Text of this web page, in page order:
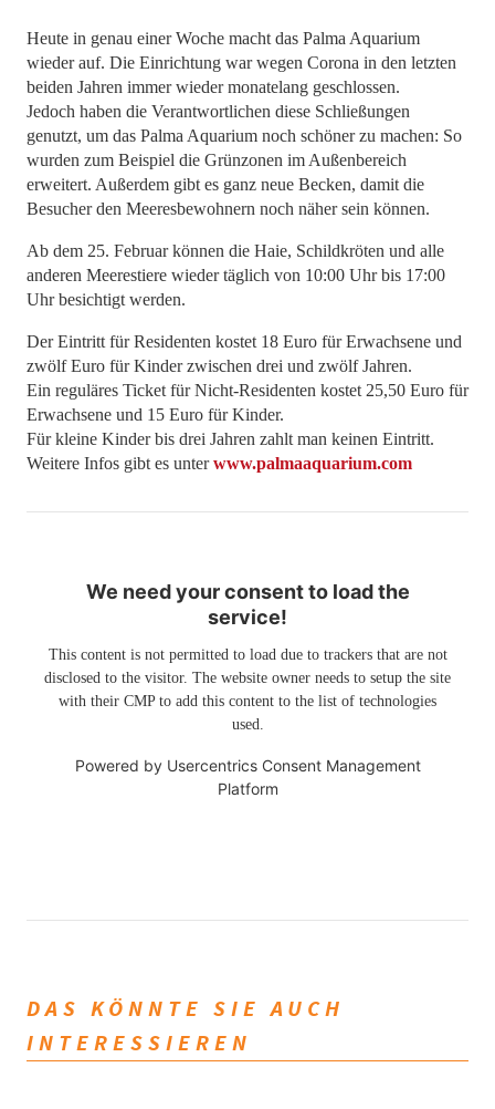
Heute in genau einer Woche macht das Palma Aquarium
wieder auf. Die Einrichtung war wegen Corona in den letzten
beiden Jahren immer wieder monatelang geschlossen.
Jedoch haben die Verantwortlichen diese Schließungen
genutzt, um das Palma Aquarium noch schöner zu machen: So
wurden zum Beispiel die Grünzonen im Außenbereich
erweitert. Außerdem gibt es ganz neue Becken, damit die
Besucher den Meeresbewohnern noch näher sein können.
Ab dem 25. Februar können die Haie, Schildkröten und alle
anderen Meerestiere wieder täglich von 10:00 Uhr bis 17:00
Uhr besichtigt werden.
Der Eintritt für Residenten kostet 18 Euro für Erwachsene und
zwölf Euro für Kinder zwischen drei und zwölf Jahren.
Ein reguläres Ticket für Nicht-Residenten kostet 25,50 Euro für
Erwachsene und 15 Euro für Kinder.
Für kleine Kinder bis drei Jahren zahlt man keinen Eintritt.
Weitere Infos gibt es unterwww.palmaaquarium.com
We need your consent to load the
service!
This content is not permitted to load due to trackers that are not
disclosed to the visitor. The website owner needs to setup the site
with their CMP to add this content to the list of technologies
used.
Powered by Usercentrics Consent Management
Platform
DAS KÖNNTE SIE AUCH
INTERESSIEREN